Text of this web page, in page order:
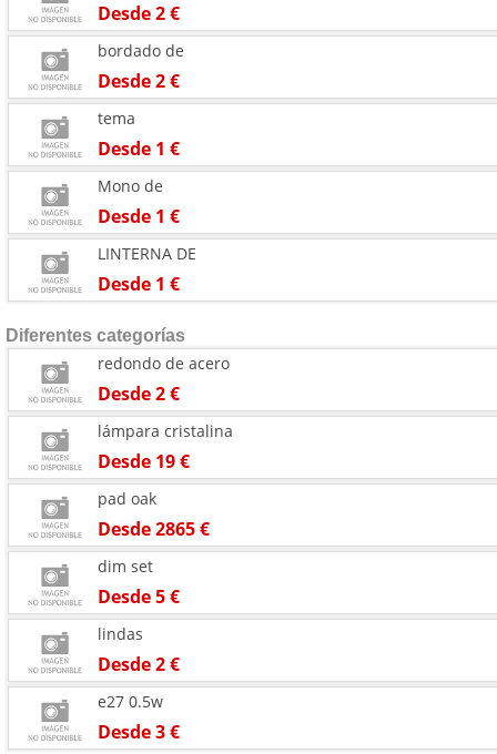
Desde 2 €
Desde 2 €
bordado de
Desde 1 €
tema
Desde 1 €
Mono de
Desde 1 €
LINTERNA DE
Diferentes categorías
Desde 2 €
redondo de acero
Desde 19 €
lámpara cristalina
Desde 2865 €
pad oak
Desde 5 €
dim set
Desde 2 €
lindas
Desde 3 €
e27 0.5w